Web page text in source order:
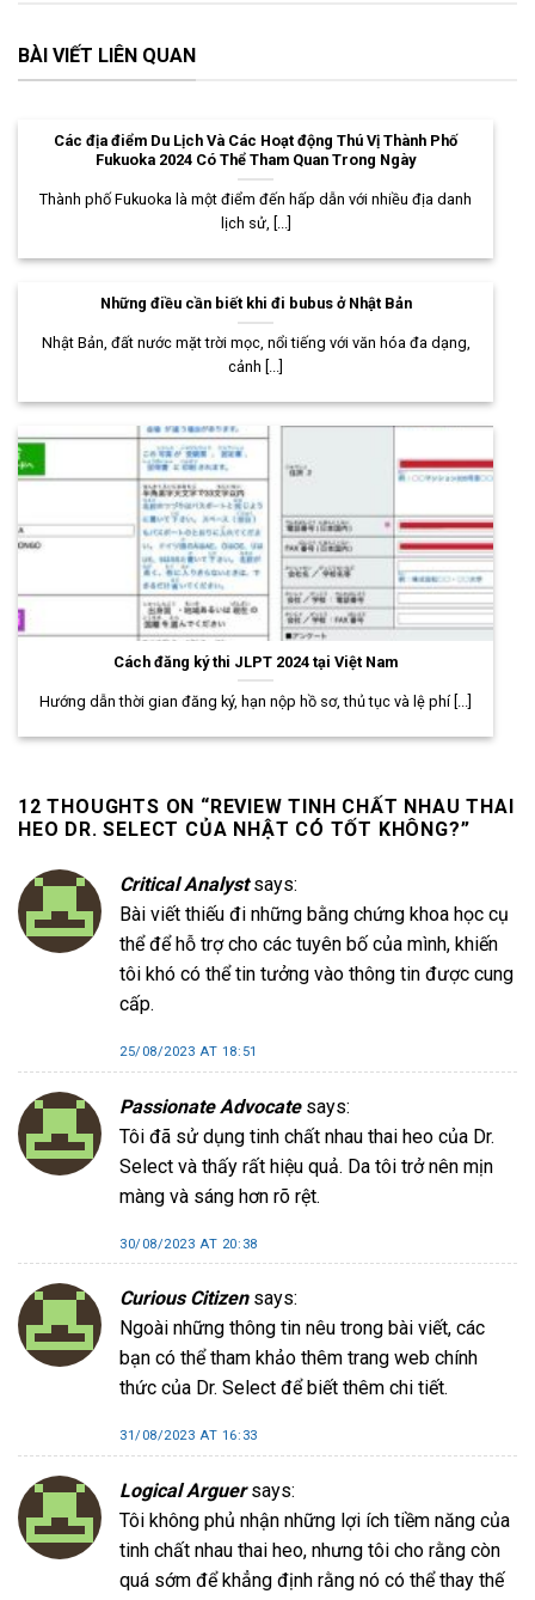
BÀI VIẾT LIÊN QUAN
Các địa điểm Du Lịch Và Các Hoạt động Thú Vị Thành Phố
Fukuoka 2024 Có Thể Tham Quan Trong Ngày
Thành phố Fukuoka là một điểm đến hấp dẫn với nhiều địa danh
lịch sử, [...]
Những điều cần biết khi đi bubus ở Nhật Bản
Nhật Bản, đất nước mặt trời mọc, nổi tiếng với văn hóa đa dạng,
cảnh [...]
Cách đăng ký thi JLPT 2024 tại Việt Nam
Hướng dẫn thời gian đăng ký, hạn nộp hồ sơ, thủ tục và lệ phí [...]
12 THOUGHTS ON “ REVIEW TINH CHẤT NHAU THAI
HEO DR. SELECT CỦA NHẬT CÓ TỐT KHÔNG?”
Critical Analyst says:
Bài viết thiếu đi những bằng chứng khoa học cụ
thể để hỗ trợ cho các tuyên bố của mình, khiến
tôi khó có thể tin tưởng vào thông tin được cung
cấp.
25/08/2023 AT 18:51
Passionate Advocate says:
Tôi đã sử dụng tinh chất nhau thai heo của Dr.
Select và thấy rất hiệu quả. Da tôi trở nên mịn
màng và sáng hơn rõ rệt.
30/08/2023 AT 20:38
Curious Citizen says:
Ngoài những thông tin nêu trong bài viết, các
bạn có thể tham khảo thêm trang web chính
thức của Dr. Select để biết thêm chi tiết.
31/08/2023 AT 16:33
Logical Arguer says:
Tôi không phủ nhận những lợi ích tiềm năng của
tinh chất nhau thai heo, nhưng tôi cho rằng còn
quá sớm để khẳng định rằng nó có thể thay thế